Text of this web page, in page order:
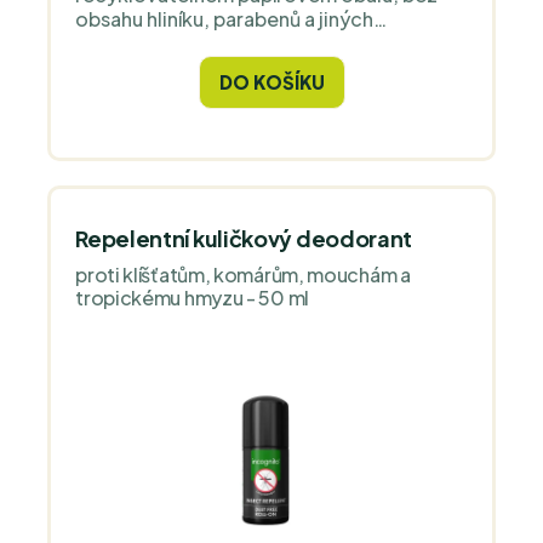
obsahu hliníku, parabenů a jiných
DO KOŠÍKU
Repelentní kuličkový deodorant
proti klíšťatům, komárům, mouchám a
tropickému hmyzu - 50 ml